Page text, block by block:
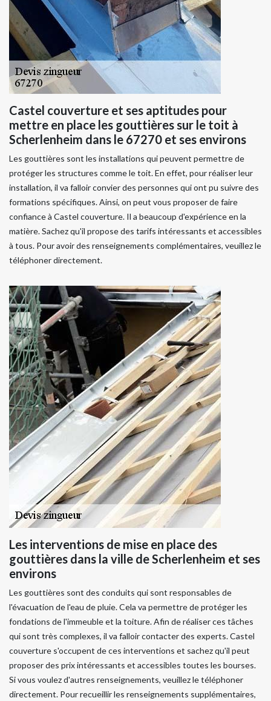
Castel couverture et ses aptitudes pour
mettre en place les gouttières sur le toit à
Scherlenheim dans le 67270 et ses environs
Les gouttières sont les installations qui peuvent permettre de
protéger les structures comme le toit. En effet, pour réaliser leur
installation, il va falloir convier des personnes qui ont pu suivre des
formations spécifiques. Ainsi, on peut vous proposer de faire
confiance à Castel couverture. Il a beaucoup d'expérience en la
matière. Sachez qu'il propose des tarifs intéressants et accessibles
à tous. Pour avoir des renseignements complémentaires, veuillez le
téléphoner directement.
Les interventions de mise en place des
gouttières dans la ville de Scherlenheim et ses
environs
Les gouttières sont des conduits qui sont responsables de
l'évacuation de l'eau de pluie. Cela va permettre de protéger les
fondations de l'immeuble et la toiture. Afin de réaliser ces tâches
qui sont très complexes, il va falloir contacter des experts. Castel
couverture s'occupent de ces interventions et sachez qu'il peut
proposer des prix intéressants et accessibles toutes les bourses.
Si vous voulez d'autres renseignements, veuillez le téléphoner
directement. Pour recueillir les renseignements supplémentaires,